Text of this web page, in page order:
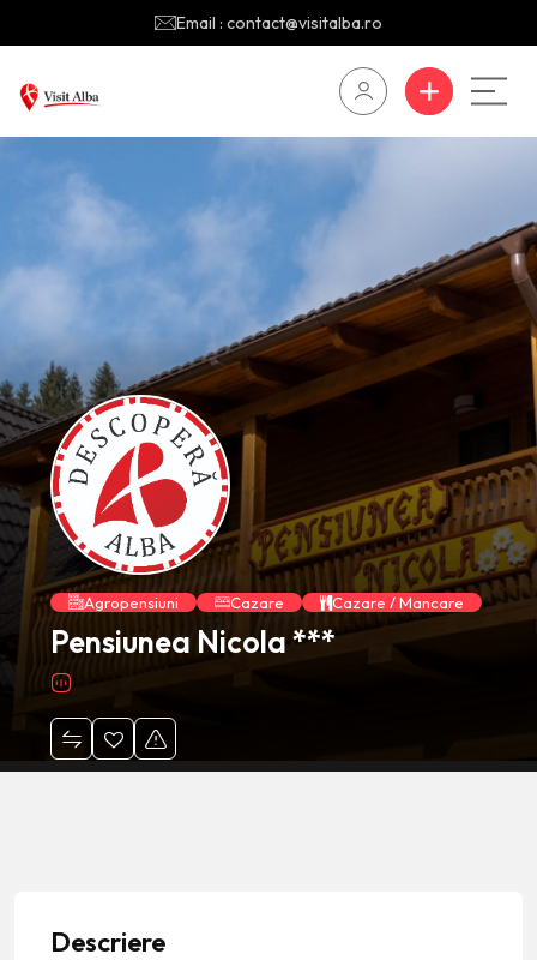
Email : contact@visitalba.ro
Agropensiuni Cazare Cazare / Mancare
Pensiunea Nicola ***
Descriere